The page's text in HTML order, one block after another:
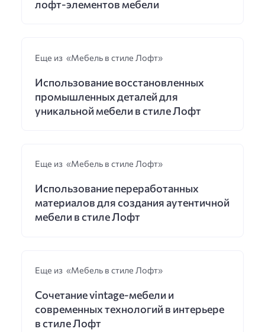
лофт-элементов мебели
Еще из «Мебель в стиле Лофт»
Использование восстановленных
промышленных деталей для
уникальной мебели в стиле Лофт
Еще из «Мебель в стиле Лофт»
Использование переработанных
материалов для создания аутентичной
мебели в стиле Лофт
Еще из «Мебель в стиле Лофт»
Сочетание vintage-мебели и
современных технологий в интерьере
в стиле Лофт